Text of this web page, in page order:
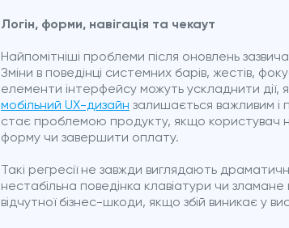
Логін, форми, навігація та чекаут
Найпомітніші проблеми після оновлень
Зміни в поведінці системних барів, жестів,
елементи інтерфейсу можуть ускладнити
мобільний UX-дизайн залишається важливим і
стає проблемою продукту, якщо користувач
форму чи завершити оплату.
Такі регресії не завжди виглядають
нестабільна поведінка клавіатури чи
відчутної бізнес-шкоди, якщо збій виникає у